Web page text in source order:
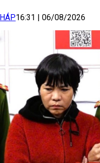
16:31 06/08/2026